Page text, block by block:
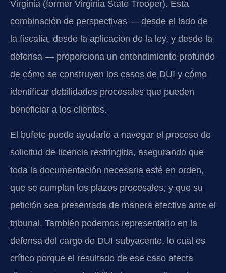
Virginia (former Virginia State Trooper). Esta
combinación de perspectivas — desde el lado de
la fiscalía, desde la aplicación de la ley, y desde la
defensa — proporciona un entendimiento profundo
de cómo se construyen los casos de DUI y cómo
identificar debilidades procesales que pueden
beneficiar a los clientes.
El bufete puede ayudarle a navegar el proceso de
solicitud de licencia restringida, asegurando que
toda la documentación necesaria esté en orden,
que se cumplan los plazos procesales, y que su
petición sea presentada de manera efectiva ante el
tribunal. También podemos representarlo en la
defensa del cargo de DUI subyacente, lo cual es
crítico porque el resultado de ese caso afecta